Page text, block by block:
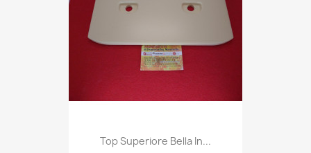
Top Superiore Bella In...